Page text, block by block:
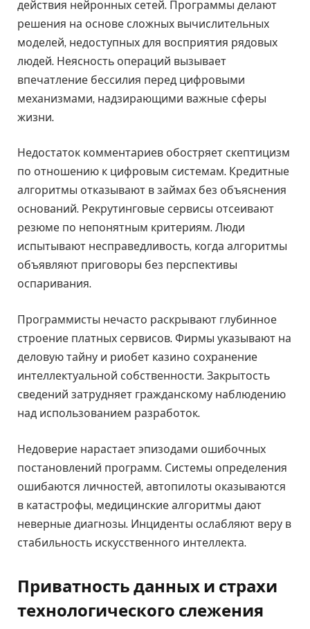
действия нейронных сетей. Программы делают
решения на основе сложных вычислительных
моделей, недоступных для восприятия рядовых
людей. Неясность операций вызывает
впечатление бессилия перед цифровыми
механизмами, надзирающими важные сферы
жизни.
Недостаток комментариев обостряет скептицизм
по отношению к цифровым системам. Кредитные
алгоритмы отказывают в займах без объяснения
оснований. Рекрутинговые сервисы отсеивают
резюме по непонятным критериям. Люди
испытывают несправедливость, когда алгоритмы
объявляют приговоры без перспективы
оспаривания.
Программисты нечасто раскрывают глубинное
строение платных сервисов. Фирмы указывают на
деловую тайну и риобет казино сохранение
интеллектуальной собственности. Закрытость
сведений затрудняет гражданскому наблюдению
над использованием разработок.
Недоверие нарастает эпизодами ошибочных
постановлений программ. Системы определения
ошибаются личностей, автопилоты оказываются
в катастрофы, медицинские алгоритмы дают
неверные диагнозы. Инциденты ослабляют веру в
стабильность искусственного интеллекта.
Приватность данных и страхи
технологического слежения